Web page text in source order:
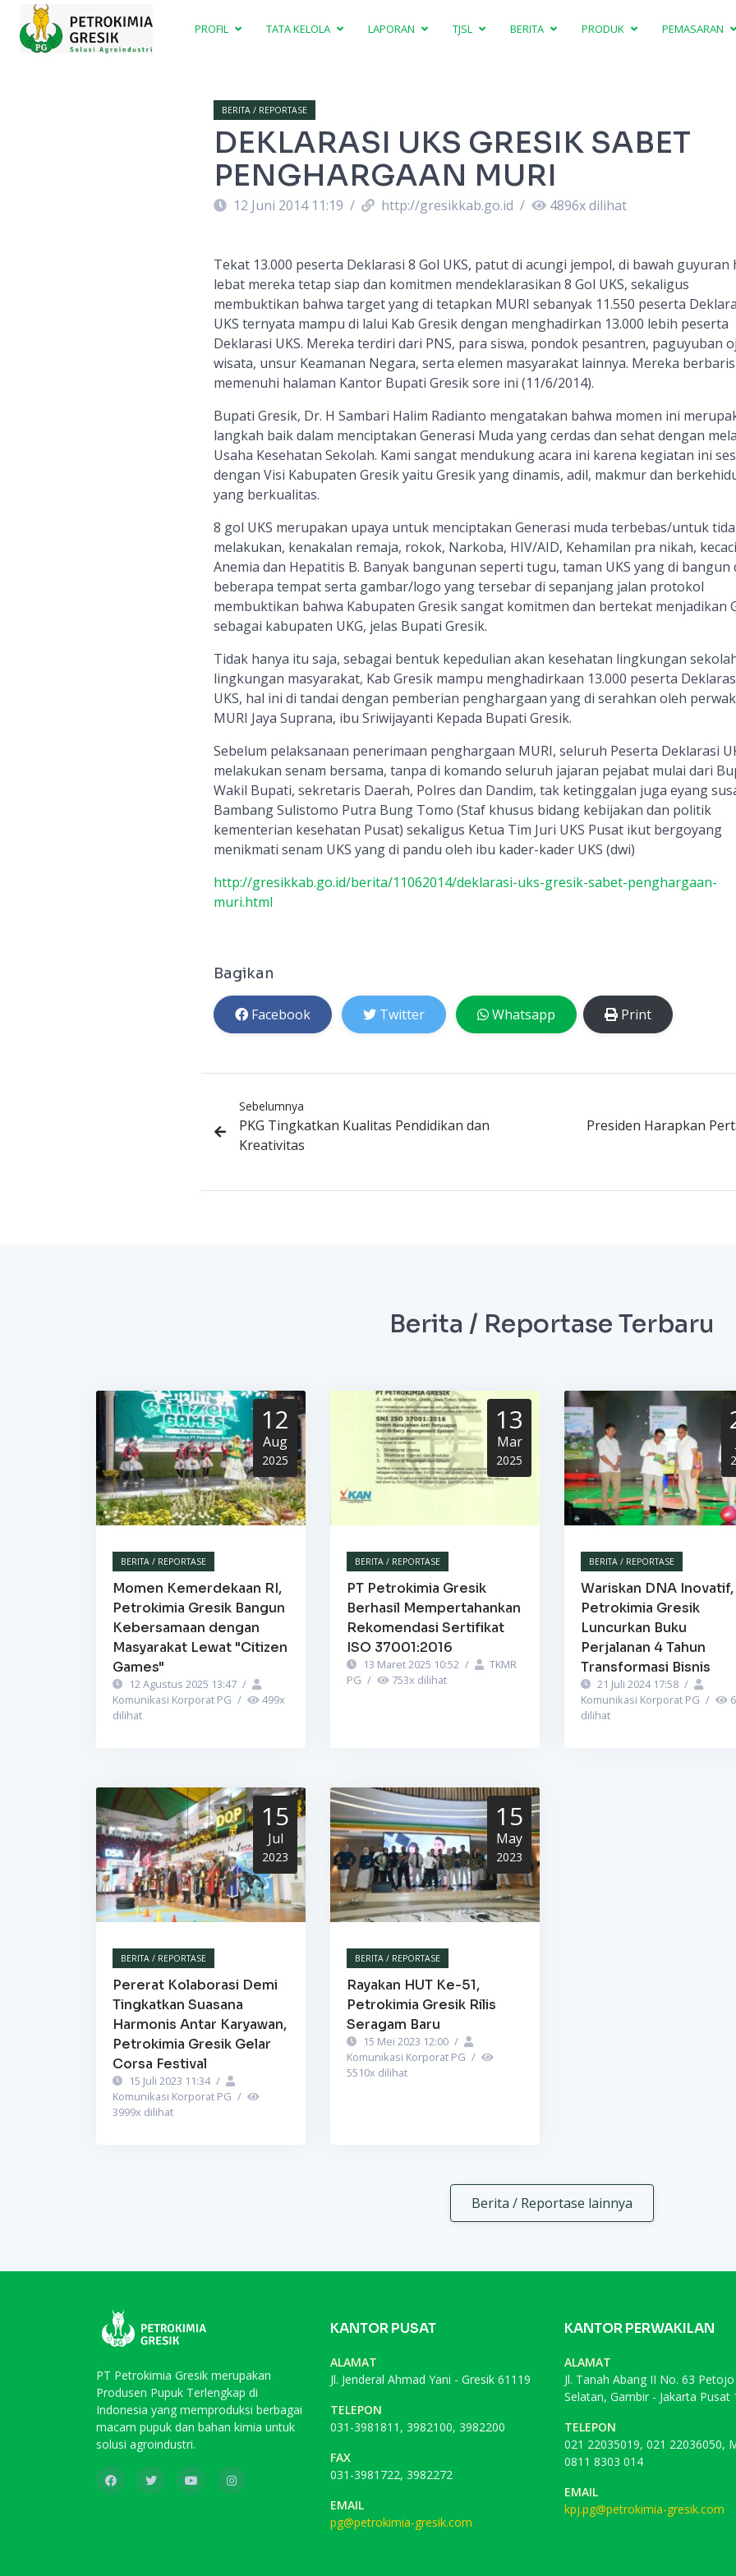
PROFIL TATA KELOLA LAPORAN TJSL BERITA PRODUK PEMASARAN
BERITA / REPORTASE
DEKLARASI UKS GRESIK SABET
PENGHARGAAN MURI
12 Juni 2014 11:19 / http://gresikkab.go.id / 4896x dilihat
Tekat 13.000 peserta Deklarasi 8 Gol UKS, patut di acungi jempol, di bawah guyuran
lebat mereka tetap siap dan komitmen mendeklarasikan 8 Gol UKS, sekaligus
membuktikan bahwa target yang di tetapkan MURI sebanyak 11.550 peserta
UKS ternyata mampu di lalui Kab Gresik dengan menghadirkan 13.000 lebih peserta
Deklarasi UKS. Mereka terdiri dari PNS, para siswa, pondok pesantren, paguyuban
wisata, unsur Keamanan Negara, serta elemen masyarakat lainnya. Mereka
memenuhi halaman Kantor Bupati Gresik sore ini (11/6/2014).
Bupati Gresik, Dr. H Sambari Halim Radianto mengatakan bahwa momen ini
langkah baik dalam menciptakan Generasi Muda yang cerdas dan sehat dengan
Usaha Kesehatan Sekolah. Kami sangat mendukung acara ini karena kegiatan ini
dengan Visi Kabupaten Gresik yaitu Gresik yang dinamis, adil, makmur dan
yang berkualitas.
8 gol UKS merupakan upaya untuk menciptakan Generasi muda terbebas/untuk
melakukan, kenakalan remaja, rokok, Narkoba, HIV/AID, Kehamilan pra nikah,
Anemia dan Hepatitis B. Banyak bangunan seperti tugu, taman UKS yang di bangun
beberapa tempat serta gambar/logo yang tersebar di sepanjang jalan protokol
membuktikan bahwa Kabupaten Gresik sangat komitmen dan bertekat menjadikan
sebagai kabupaten UKG, jelas Bupati Gresik.
Tidak hanya itu saja, sebagai bentuk kepedulian akan kesehatan lingkungan
lingkungan masyarakat, Kab Gresik mampu menghadirkaan 13.000 peserta
UKS, hal ini di tandai dengan pemberian penghargaan yang di serahkan oleh
MURI Jaya Suprana, ibu Sriwijayanti Kepada Bupati Gresik.
Sebelum pelaksanaan penerimaan penghargaan MURI, seluruh Peserta Deklarasi
melakukan senam bersama, tanpa di komando seluruh jajaran pejabat mulai dari
Wakil Bupati, sekretaris Daerah, Polres dan Dandim, tak ketinggalan juga eyang
Bambang Sulistomo Putra Bung Tomo (Staf khusus bidang kebijakan dan politik
kementerian kesehatan Pusat) sekaligus Ketua Tim Juri UKS Pusat ikut bergoyang
menikmati senam UKS yang di pandu oleh ibu kader-kader UKS (dwi)
http://gresikkab.go.id/berita/11062014/deklarasi-uks-gresik-sabet-penghargaan-
muri.html
Bagikan
Facebook Twitter Whatsapp Print
Sebelumnya
PKG Tingkatkan Kualitas Pendidikan dan
Kreativitas
Presiden Harapkan
Berita / Reportase Terbaru
12
Aug
2025
BERITA / REPORTASE
Momen Kemerdekaan RI,
Petrokimia Gresik Bangun
Kebersamaan dengan
Masyarakat Lewat "Citizen
Games"
12 Agustus 2025 13:47 /
Komunikasi Korporat PG / 499x
dilihat
13
Mar
2025
BERITA / REPORTASE
PT Petrokimia Gresik
Berhasil Mempertahankan
Rekomendasi Sertifikat
ISO 37001:2016
13 Maret 2025 10:52 /
TKMR
PG / 753x dilihat
BERITA / REPORTASE
Wariskan DNA Inovatif,
Petrokimia Gresik
Luncurkan Buku
Perjalanan 4 Tahun
Transformasi Bisnis
21 Juli 2024 17:58 /
Komunikasi Korporat PG /
dilihat
15
Jul
2023
BERITA / REPORTASE
Pererat Kolaborasi Demi
Tingkatkan Suasana
Harmonis Antar Karyawan,
Petrokimia Gresik Gelar
Corsa Festival
15 Juli 2023 11:34 /
Komunikasi Korporat PG /
3999x dilihat
15
May
2023
BERITA / REPORTASE
Rayakan HUT Ke-51,
Petrokimia Gresik Rilis
Seragam Baru
15 Mei 2023 12:00 /
Komunikasi Korporat PG /
5510x dilihat
Berita / Reportase lainnya
PT Petrokimia Gresik merupakan
Produsen Pupuk Terlengkap di
Indonesia yang memproduksi berbagai
macam pupuk dan bahan kimia untuk
solusi agroindustri.
KANTOR PUSAT
ALAMAT
Jl. Jenderal Ahmad Yani - Gresik 61119
TELEPON
031-3981811, 3982100, 3982200
FAX
031-3981722, 3982272
EMAIL
pg@petrokimia-gresik.com
KANTOR PERWAKILAN
ALAMAT
Jl. Tanah Abang II No. 63 Petojo
Selatan, Gambir - Jakarta Pusat
TELEPON
021 22035019, 021 22036050,
0811 8303 014
EMAIL
kpj.pg@petrokimia-gresik.com